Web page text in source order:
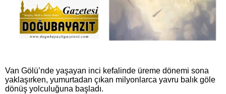
Van Gölü’nde yaşayan inci kefalinde üreme dönemi sona
yaklaşırken, yumurtadan çıkan milyonlarca yavru balık göle
dönüş yolculuğuna başladı.